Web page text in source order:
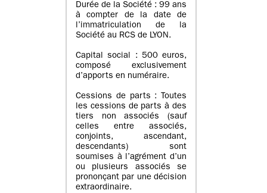
Durée de la Société : 99 ans
à compter de la date de
l’immatriculation de la
Société au RCS de LYON.
Capital social : 500 euros,
composé exclusivement
d’apports en numéraire.
Cessions de parts : Toutes
les cessions de parts à des
tiers non associés (sauf
celles entre associés,
conjoints, ascendant,
descendants) sont
soumises à l’agrément d’un
ou plusieurs associés se
prononçant par une décision
extraordinaire.